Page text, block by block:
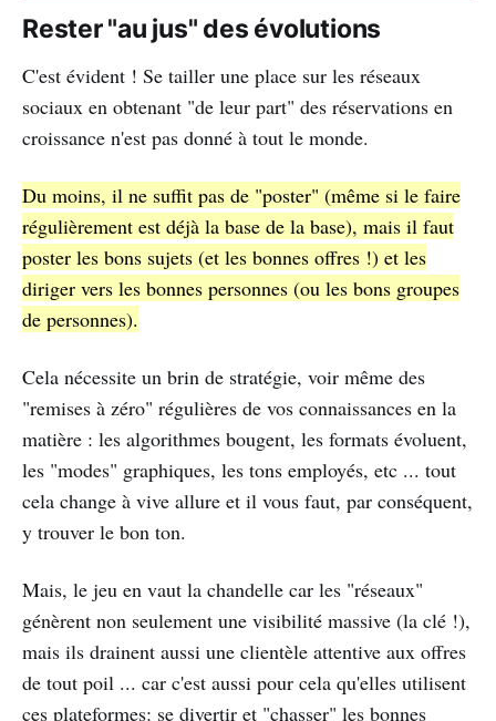
Rester "au jus" des évolutions
C'est évident ! Se tailler une place sur les réseaux
sociaux en obtenant "de leur part" des réservations en
croissance n'est pas donné à tout le monde.
Du moins, il ne suffit pas de "poster" (même si le faire
régulièrement est déjà la base de la base), mais il faut
poster les bons sujets (et les bonnes offres !) et les
diriger vers les bonnes personnes (ou les bons groupes
de personnes).
Cela nécessite un brin de stratégie, voir même des
"remises à zéro" régulières de vos connaissances en la
matière : les algorithmes bougent, les formats évoluent,
les "modes" graphiques, les tons employés, etc ... tout
cela change à vive allure et il vous faut, par conséquent,
y trouver le bon ton.
Mais, le jeu en vaut la chandelle car les "réseaux"
génèrent non seulement une visibilité massive (la clé !),
mais ils drainent aussi une clientèle attentive aux offres
de tout poil ... car c'est aussi pour cela qu'elles utilisent
ces plateformes: se divertir et "chasser" les bonnes